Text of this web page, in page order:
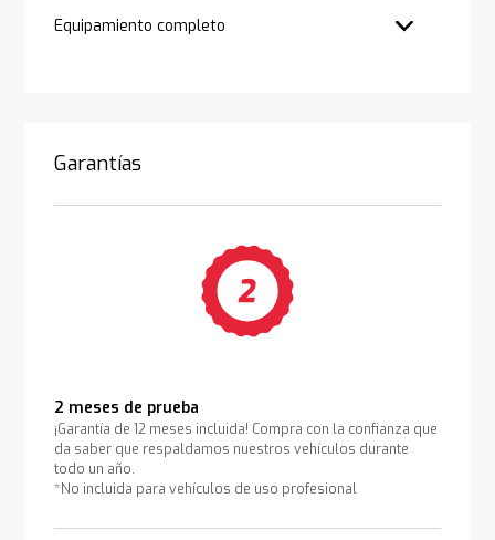
Equipamiento completo
Garantías
2 meses de prueba
¡Garantía de 12 meses incluida! Compra con la confianza que
da saber que respaldamos nuestros vehículos durante
todo un año.
*No incluida para vehículos de uso profesional